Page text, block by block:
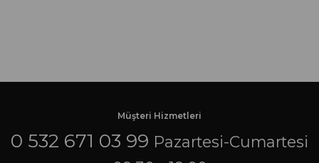
Müşteri Hizmetleri
0 532 671 03 99 Pazartesi-Cumartesi